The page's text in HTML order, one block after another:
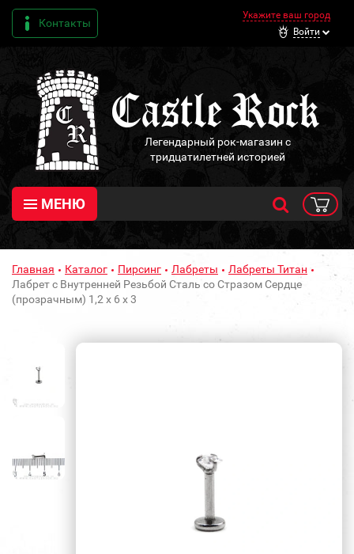
Контакты
Укажите ваш город
Войти
Легендарный рок-магазин с
тридцатилетней историей
МЕНЮ
Главная Каталог Пирсинг Лабреты
Лабреты Титан
Лабрет с Внутренней Резьбой Сталь со Стразом Сердце
(прозрачным) 1,2 х 6 х 3